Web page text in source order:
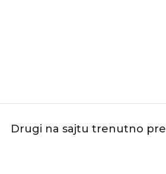
Drugi na sajtu trenutno